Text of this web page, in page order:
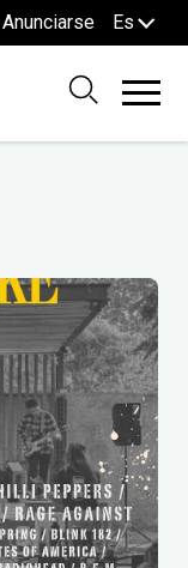
Anunciarse Es